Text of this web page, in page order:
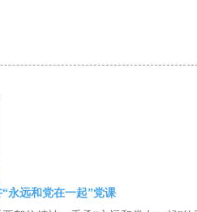
远和党在一起”党课